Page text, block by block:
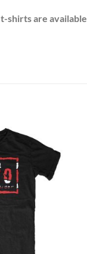
shirts are available